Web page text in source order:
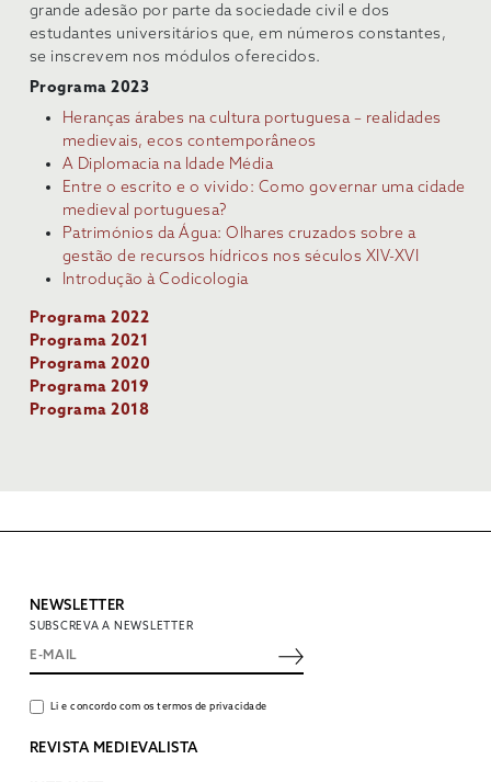
grande adesão por parte da sociedade civil e dos
estudantes universitários que, em números constantes,
se inscrevem nos módulos oferecidos.
Programa 2023
Heranças árabes na cultura portuguesa – realidades
medievais, ecos contemporâneos
A Diplomacia na Idade Média
Entre o escrito e o vivido: Como governar uma cidade
medieval portuguesa?
Patrimónios da Água: Olhares cruzados sobre a
gestão de recursos hídricos nos séculos XIV-XVI
Introdução à Codicologia
Programa 2022
Programa 2021
Programa 2020
Programa 2019
Programa 2018
NEWSLETTER
SUBSCREVA A NEWSLETTER
Li e concordo com os termos de privacidade
REVISTA MEDIEVALISTA